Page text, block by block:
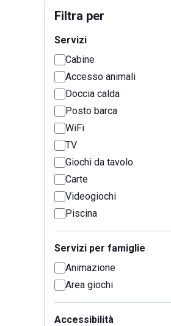
Filtra per
Servizi
Cabine
Accesso animali
Doccia calda
Posto barca
WiFi
TV
Giochi da tavolo
Carte
Videogiochi
Piscina
Servizi per famiglie
Animazione
Area giochi
Accessibilità